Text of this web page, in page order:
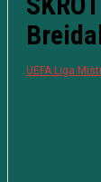
UEFA Liga